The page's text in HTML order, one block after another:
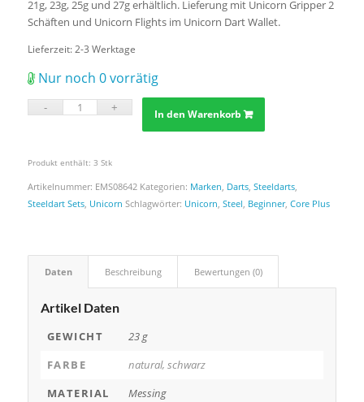
21g, 23g, 25g und 27g erhältlich. Lieferung mit Unicorn Gripper 2
Schäften und Unicorn Flights im Unicorn Dart Wallet.
Lieferzeit: 2-3 Werktage
Nur noch 0 vorrätig
In den Warenkorb
Produkt enthält: 3 Stk
Artikelnummer: EMS08642 Kategorien: Marken, Darts, Steeldarts,
Steeldart Sets, Unicorn Schlagwörter: Unicorn, Steel, Beginner, Core Plus
Daten Beschreibung Bewertungen (0)
Artikel Daten
GEWICHT
23 g
FARBE
natural, schwarz
MATERIAL
Messing